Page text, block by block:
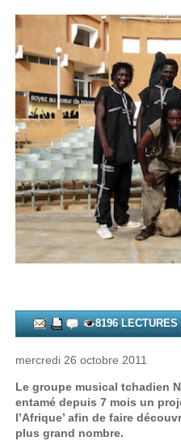
8196 LECTURES
mercredi 26 octobre 2011
Le groupe musical tchadien
entamé depuis 7 mois un
l’Afrique’ afin de faire
plus grand nombre.